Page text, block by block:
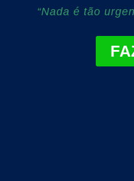
“Nada é tão